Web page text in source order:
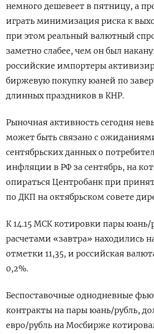
немного дешевеет в пятницу, а
играть минимизация риска к
при этом реальный валютный
заметно слабее, чем он был
российские импортеры
биржевую покупку юаней по
длинных праздников в КНР.
Рыночная активность сегодня
может быть связано с
сентябрьских данных о
инфляции в РФ за сентябрь, на
опираться Центробанк при
по ДКП на октябрьском совете
К 14.15 МСК котировки пары юань/
расчетами «завтра» находились
отметки 11,35, и российская
0,2%.
Беспоставочные однодневные
контракты на пары юань/рубль,
евро/рубль на Мосбирже